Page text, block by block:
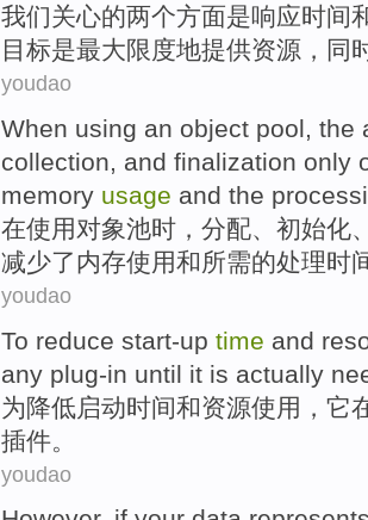
我们关心的两个方面是响应时间
目标是最大限度地提供资源 ， 同
youdao
When using an object pool, the
collection, and finalization only
memory usage and the
在使用对象池时， 分配、 初始化
减少了内存使用和所需的处理时
youdao
To reduce start-up time and
any plug-in until it is actually
为降低 启动时间和资源使用 ， 它
插件。
youdao